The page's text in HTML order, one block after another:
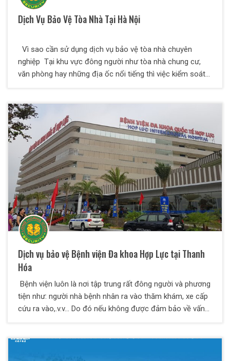
Dịch Vụ Bảo Vệ Tòa Nhà Tại Hà Nội
Vì sao cần sử dụng dịch vụ bảo vệ tòa nhà chuyên
nghiệp Tại khu vực đông người như tòa nhà chung cư,
văn phòng hay những địa ốc nổi tiếng thì việc kiểm soát
tuyệt đối , khách hàng sẽ hoàn toàn yên tâm khi lưu trú ,
làm việc hay sử dụng dịch vụ tại khu vực đó
Dịch vụ bảo vệ Bệnh viện Đa khoa Hợp Lực tại Thanh
Hóa
Bệnh viện luôn là nơi tập trung rất đông người và phương
tiện như: người nhà bệnh nhân ra vào thăm khám, xe cấp
cứu ra vào,.v.v… Do đó nếu không được đảm bảo về vấn
định sử dụng dịch vụ bảo vệ bệnh viện chuyên nghiệp.